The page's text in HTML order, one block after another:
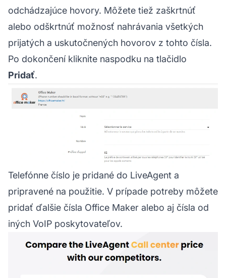
odchádzajúce hovory. Môžete tiež zaškrtnúť
alebo odškrtnúť možnosť nahrávania všetkých
prijatých a uskutočnených hovorov z tohto čísla.
Po dokončení kliknite naspodku na tlačidlo
Pridať.
Telefónne číslo je pridané do LiveAgent a
pripravené na použitie. V prípade potreby môžete
pridať ďalšie čísla Office Maker alebo aj čísla od
iných VoIP poskytovateľov.